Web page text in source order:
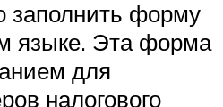
заполнить форму
языке. Эта форма
для
налогового